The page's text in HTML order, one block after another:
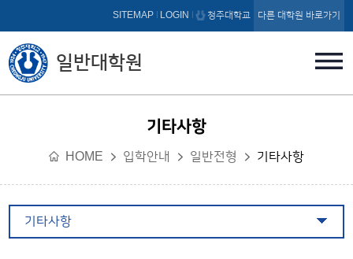
본문 바로가기
일반대학원
SITEMAP LOGIN 청주대학교 다른 대학원 바로가기
기타사항
HOME 입학안내 일반전형 기타사항
기타사항